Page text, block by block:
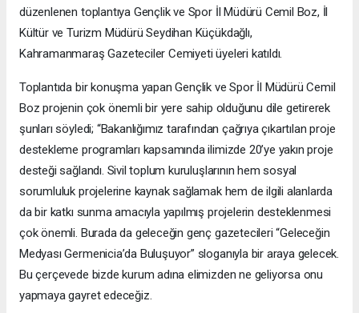
düzenlenen toplantıya Gençlik ve Spor İl Müdürü Cemil Boz, İl
Kültür ve Turizm Müdürü Seydihan Küçükdağlı,
Kahramanmaraş Gazeteciler Cemiyeti üyeleri katıldı.
Toplantıda bir konuşma yapan Gençlik ve Spor İl Müdürü Cemil
Boz projenin çok önemli bir yere sahip olduğunu dile getirerek
şunları söyledi; “Bakanlığımız tarafından çağrıya çıkartılan proje
destekleme programları kapsamında ilimizde 20’ye yakın proje
desteği sağlandı. Sivil toplum kuruluşlarının hem sosyal
sorumluluk projelerine kaynak sağlamak hem de ilgili alanlarda
da bir katkı sunma amacıyla yapılmış projelerin desteklenmesi
çok önemli. Burada da geleceğin genç gazetecileri “Geleceğin
Medyası Germenicia’da Buluşuyor” sloganıyla bir araya gelecek.
Bu çerçevede bizde kurum adına elimizden ne geliyorsa onu
yapmaya gayret edeceğiz.